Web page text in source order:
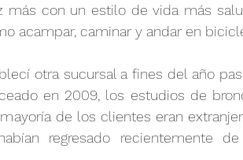
más con un estilo de vida más
acampar, caminar y andar en
otra sucursal a fines del año
en 2009, los estudios de
de los clientes eran
regresado recientemente